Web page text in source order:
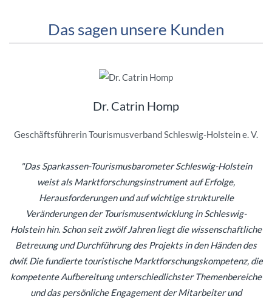
Das sagen unsere Kunden
Dr. Catrin Homp
Geschäftsführerin Tourismusverband Schleswig-Holstein e. V.
"Das Sparkassen-Tourismusbarometer Schleswig-Holstein
weist als Marktforschungsinstrument auf Erfolge,
Herausforderungen und auf wichtige strukturelle
Veränderungen der Tourismusentwicklung in Schleswig-
Holstein hin. Schon seit zwölf Jahren liegt die wissenschaftliche
Betreuung und Durchführung des Projekts in den Händen des
dwif. Die fundierte touristische Marktforschungskompetenz, die
kompetente Aufbereitung unterschiedlichster Themenbereiche
und das persönliche Engagement der Mitarbeiter und